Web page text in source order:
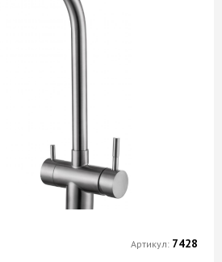
Артикул: 7428